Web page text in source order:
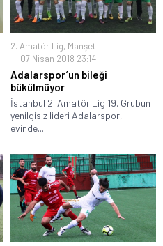
2. Amatör Lig, Manşet
07 Nisan 2018 23:14
Adalarspor’un bileği
bükülmüyor
İstanbul 2. Amatör Lig 19. Grubun
yenilgisiz lideri Adalarspor,
evinde...